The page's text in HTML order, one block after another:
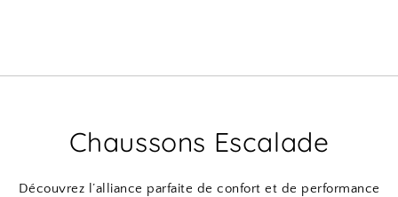
Chaussons Escalade
Découvrez l’alliance parfaite de confort et de performance